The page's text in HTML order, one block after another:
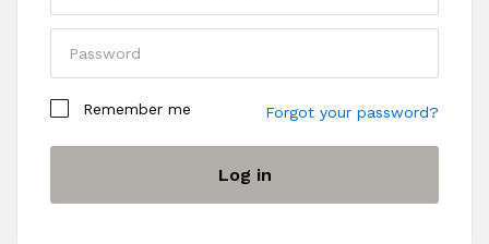
Remember me Forgot your password?
Log in